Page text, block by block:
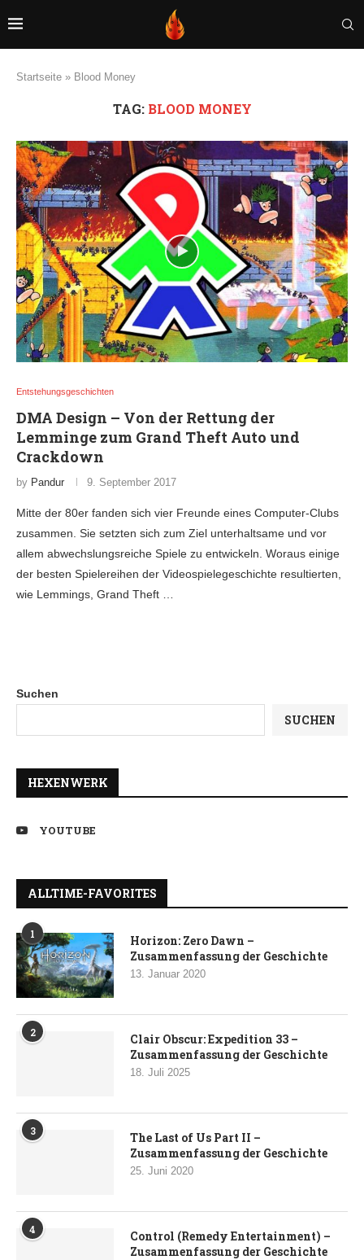
Startseite » Blood Money
TAG: BLOOD MONEY
Entstehungsgeschichten
DMA Design – Von der Rettung der
Lemminge zum Grand Theft Auto und
Crackdown
by Pandur 9. September 2017
Mitte der 80er fanden sich vier Freunde eines Computer-Clubs
zusammen. Sie setzten sich zum Ziel unterhaltsame und vor
allem abwechslungsreiche Spiele zu entwickeln. Woraus einige
der besten Spielereihen der Videospielegeschichte resultierten,
wie Lemmings, Grand Theft …
Suchen
SUCHEN
HEXENWERK
YOUTUBE
ALLTIME-FAVORITES
1
Horizon: Zero Dawn –
Zusammenfassung der Geschichte
13. Januar 2020
2
Clair Obscur: Expedition 33 –
Zusammenfassung der Geschichte
18. Juli 2025
3
The Last of Us Part II –
Zusammenfassung der Geschichte
25. Juni 2020
4
Control (Remedy Entertainment) –
Zusammenfassung der Geschichte